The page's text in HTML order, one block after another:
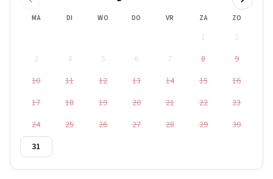
MA DI WO DO VR ZA ZO
1
2
3
4 5 6 7 8
9
10
11 12 13 14 15
16
17
18 19 20 21 22
23
24
25 26 27 28 29
30
31